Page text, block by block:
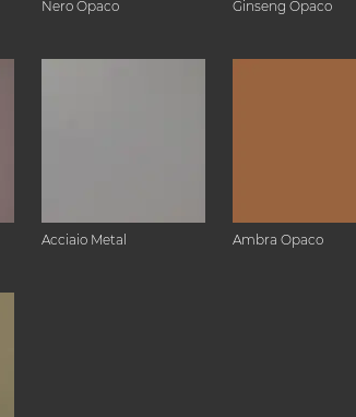
Nero Opaco Ginseng Opaco
Acciaio Metal Ambra Opaco